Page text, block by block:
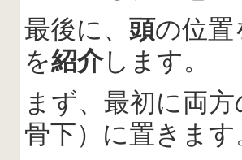
最後に、 頭の位置
を紹介します。
まず、最初に両方
骨下）に置きます